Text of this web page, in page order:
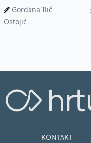
trendove.
Gordana Ilić-
Ostojić
KONTAKT